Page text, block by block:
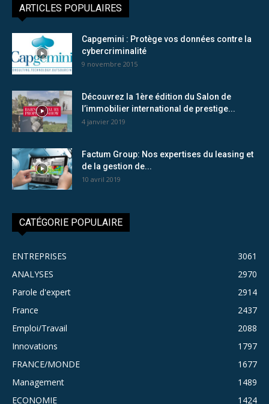
ARTICLES POPULAIRES
Capgemini : Protège vos données contre la
cybercriminalité
9 novembre 2015
Découvrez la 1ère édition du Salon de
l’immobilier international de prestige...
4 janvier 2019
Factum Group: Nos expertises du leasing et
de la gestion de...
10 avril 2019
CATÉGORIE POPULAIRE
ENTREPRISES
3061
ANALYSES
2970
Parole d'expert
2914
France
2437
Emploi/Travail
2088
Innovations
1797
FRANCE/MONDE
1677
Management
1489
ECONOMIE
1424